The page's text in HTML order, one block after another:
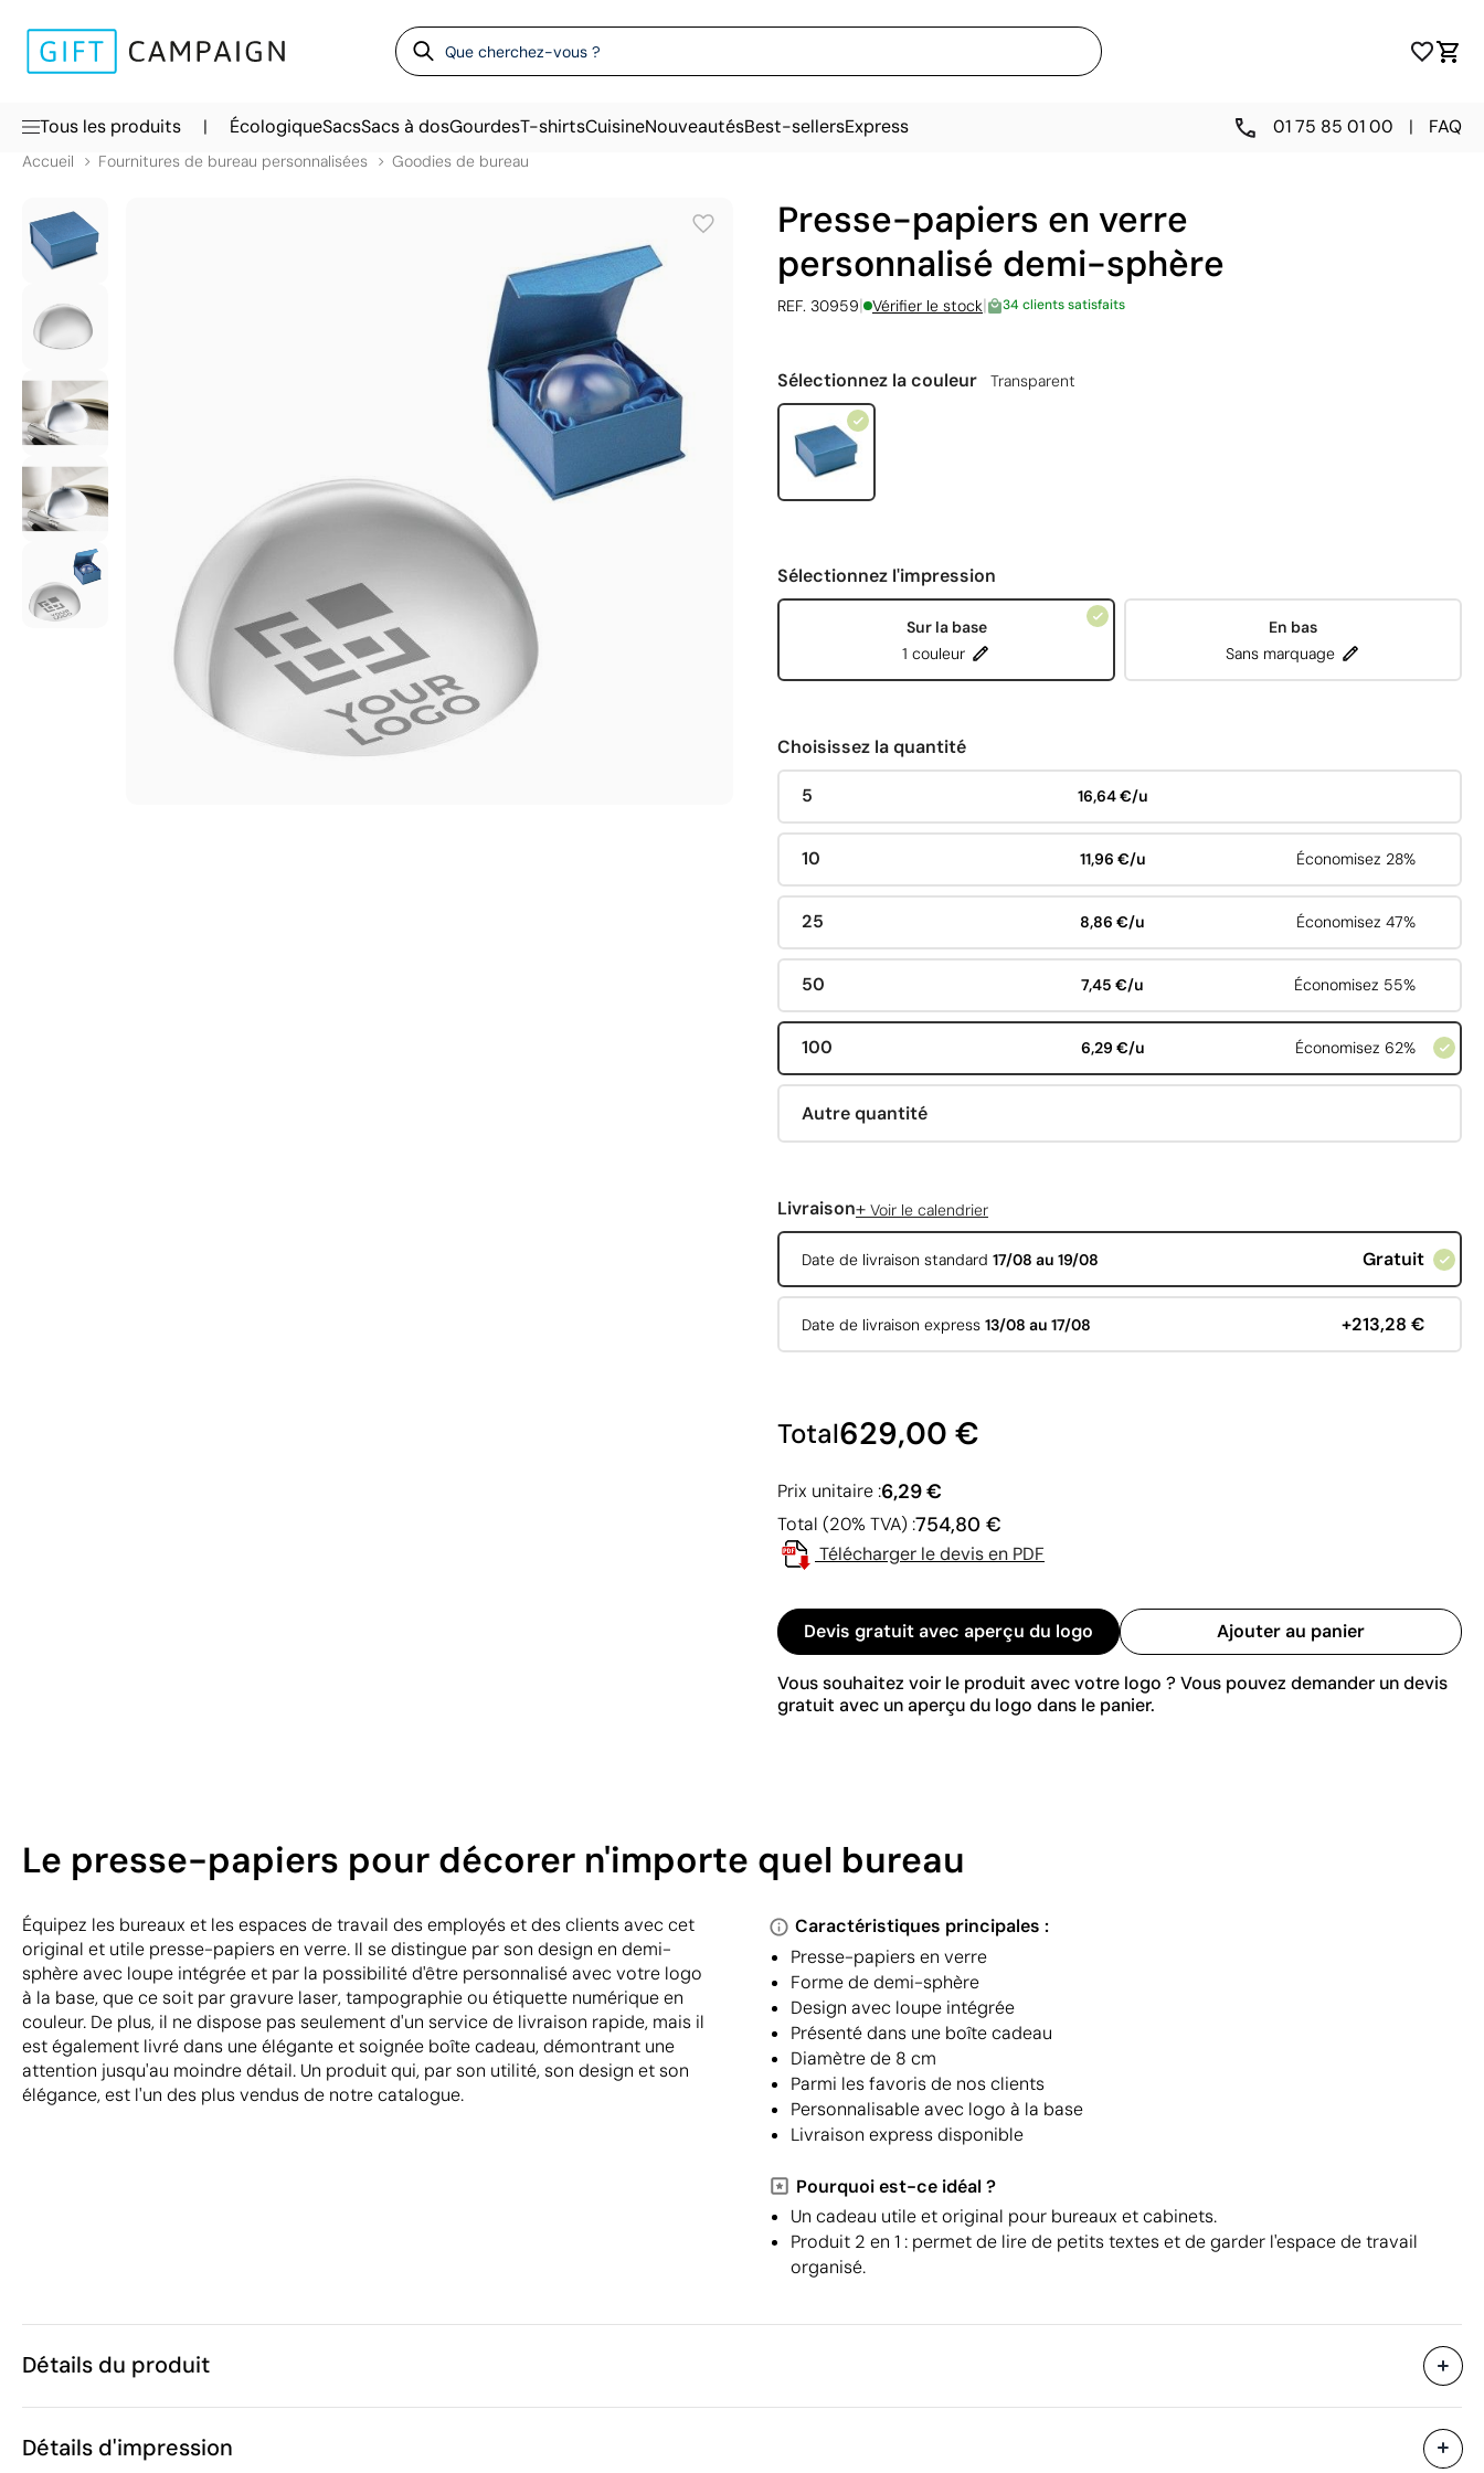
Tous les produits | ÉcologiqueSacsSacs à dosGourdesT-shirtsCuisineNouveautésBest-sellersExpress 01 75 85 01 00 | FAQ
Accueil Fournitures de bureau personnalisées Goodies de bureau
Presse-papiers en verre
personnalisé demi-sphère
REF. 30959| Vérifier le stock| 34 clients satisfaits
Sélectionnez la couleur Transparent
Sélectionnez l'impression
Sur la base
1 couleur
En bas
Sans marquage
Choisissez la quantité
5 16,64 €/u
10 11,96 €/u Économisez 28%
25 8,86 €/u Économisez 47%
50 7,45 €/u Économisez 55%
100 6,29 €/u Économisez 62%
Autre quantité
Livraison+ Voir le calendrier
Date de livraison standard 17/08 au 19/08 Gratuit
Date de livraison express 13/08 au 17/08 +213,28 €
Total629,00 €
Prix unitaire :6,29 €
Total (20% TVA) :754,80 €
Télécharger le devis en PDF
Devis gratuit avec aperçu du logo Ajouter au panier
Vous souhaitez voir le produit avec votre logo ? Vous pouvez demander un devis
gratuit avec un aperçu du logo dans le panier.
Le presse-papiers pour décorer n'importe quel bureau
Équipez les bureaux et les espaces de travail des employés et des clients avec cet
original et utile presse-papiers en verre. Il se distingue par son design en demi-
sphère avec loupe intégrée et par la possibilité d'être personnalisé avec votre logo
à la base, que ce soit par gravure laser, tampographie ou étiquette numérique en
couleur. De plus, il ne dispose pas seulement d'un service de livraison rapide, mais il
est également livré dans une élégante et soignée boîte cadeau, démontrant une
attention jusqu'au moindre détail. Un produit qui, par son utilité, son design et son
élégance, est l'un des plus vendus de notre catalogue.
Caractéristiques principales :
Presse-papiers en verre
Forme de demi-sphère
Design avec loupe intégrée
Présenté dans une boîte cadeau
Diamètre de 8 cm
Parmi les favoris de nos clients
Personnalisable avec logo à la base
Livraison express disponible
Pourquoi est-ce idéal ?
Un cadeau utile et original pour bureaux et cabinets.
Produit 2 en 1 : permet de lire de petits textes et de garder l'espace de travail
organisé.
Détails du produit
Caractéristiques
Code du produit
Emballage
Détails d'impression